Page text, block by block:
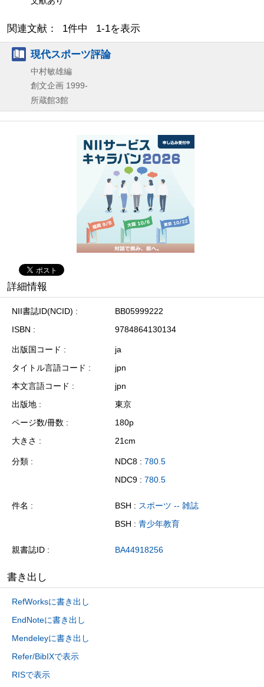
関連文献： 1件中 1-1を表示
現代スポーツ評論
中村敏雄編
創文企画 1999-
所蔵館3館
詳細情報
NII書誌ID(NCID)
BB05999222
ISBN
9784864130134
出版国コード
ja
タイトル言語コード
jpn
本文言語コード
jpn
出版地
東京
ページ数/冊数
180p
大きさ
21cm
分類 NDC8 : 780.5
NDC9 : 780.5
件名 BSH : スポーツ -- 雑誌
BSH : 青少年教育
親書誌ID BA44918256
書き出し
RefWorksに書き出し
EndNoteに書き出し
Mendeleyに書き出し
Refer/BibIXで表示
RISで表示